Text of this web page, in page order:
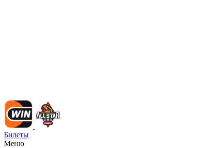
Билеты
Меню